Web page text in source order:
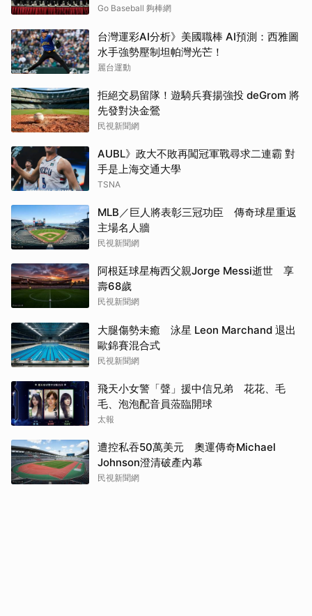
選
Go Baseball 夠棒網
台灣運彩AI分析》美國職棒 AI預測：西雅圖
水手強勢壓制坦帕灣光芒！
麗台運動
拒絕交易留隊！遊騎兵賽揚強投 deGrom 將
先發對決金鶯
民視新聞網
AUBL》政大不敗再闖冠軍戰尋求二連霸 對
手是上海交通大學
TSNA
MLB／巨人將表彰三冠功臣 傳奇球星重返
主場名人牆
民視新聞網
阿根廷球星梅西父親Jorge Messi逝世 享
壽68歲
民視新聞網
大腿傷勢未癒 泳星 Leon Marchand 退出
歐錦賽混合式
民視新聞網
飛天小女警「聲」援中信兄弟 花花、毛
毛、泡泡配音員蒞臨開球
太報
遭控私吞50萬美元 奧運傳奇Michael
Johnson澄清破產內幕
民視新聞網